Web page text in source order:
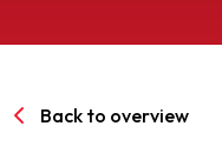
Back to overview